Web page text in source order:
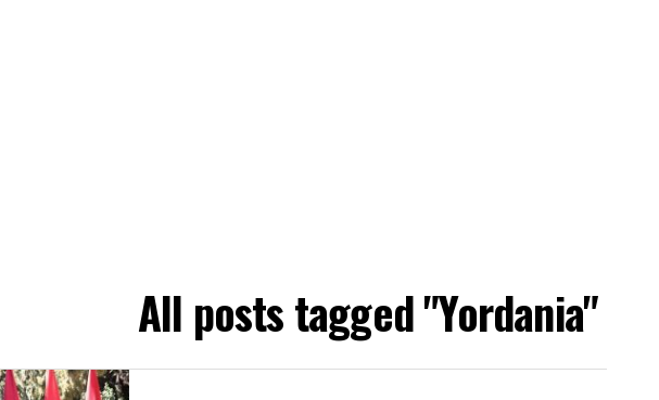
All posts tagged "Yordania"